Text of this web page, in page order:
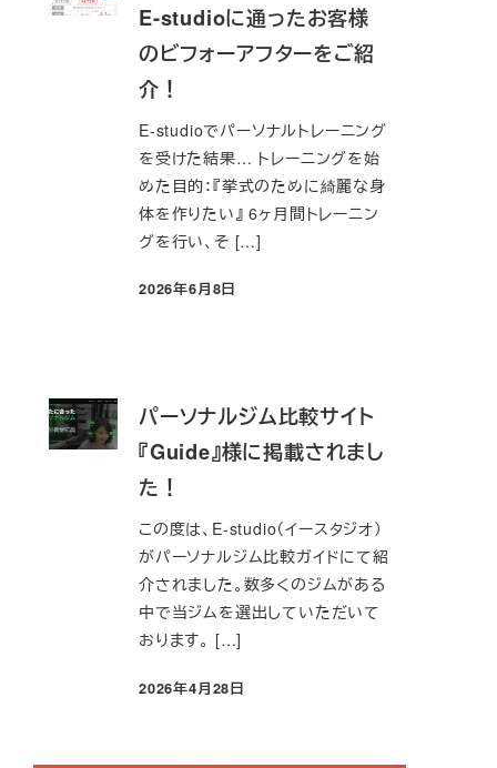
E-studioに通ったお客様
のビフォーアフターをご紹
介！
E-studioでパーソナルトレーニング
を受けた結果… トレーニングを始
めた目的：『挙式のために綺麗な身
体を作りたい』 6ヶ月間トレーニン
グを行い、そ […]
投稿日
2026年6月8日
パーソナルジム比較サイト
『Guide』様に掲載されまし
た！
この度は、E-studio（イースタジオ）
がパーソナルジム比較ガイドにて紹
介されました。数多くのジムがある
中で当ジムを選出していただいて
おります。 […]
投稿日
2026年4月28日